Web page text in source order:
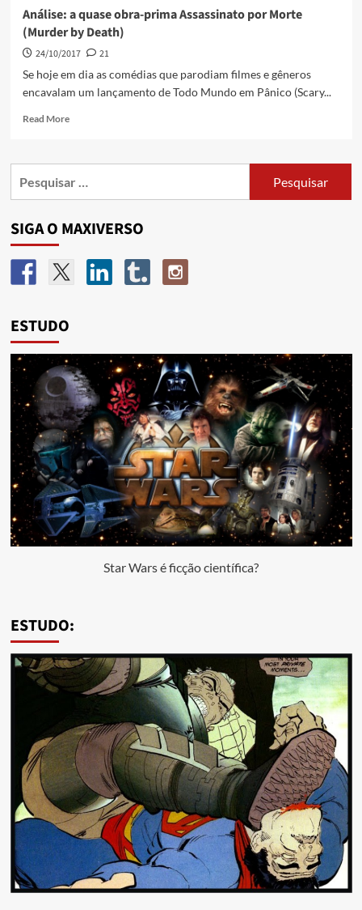
Análise: a quase obra-prima Assassinato por Morte
(Murder by Death)
24/10/2017
21
Se hoje em dia as comédias que parodiam filmes e gêneros
encavalam um lançamento de Todo Mundo em Pânico (Scary...
Read More
SIGA O MAXIVERSO
ESTUDO
Star Wars é ficção científica?
ESTUDO: